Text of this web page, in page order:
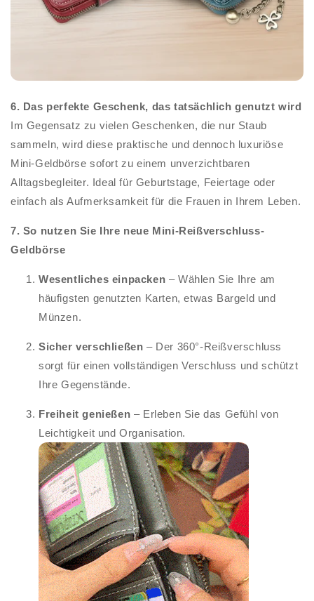
6. Das perfekte Geschenk, das tatsächlich genutzt wird
Im Gegensatz zu vielen Geschenken, die nur Staub
sammeln, wird diese praktische und dennoch luxuriöse
Mini-Geldbörse sofort zu einem unverzichtbaren
Alltagsbegleiter. Ideal für Geburtstage, Feiertage oder
einfach als Aufmerksamkeit für die Frauen in Ihrem Leben.
7. So nutzen Sie Ihre neue Mini-Reißverschluss-
Geldbörse
Wesentliches einpacken – Wählen Sie Ihre am
häufigsten genutzten Karten, etwas Bargeld und
Münzen.
Sicher verschließen – Der 360°-Reißverschluss
sorgt für einen vollständigen Verschluss und schützt
Ihre Gegenstände.
Freiheit genießen – Erleben Sie das Gefühl von
Leichtigkeit und Organisation.